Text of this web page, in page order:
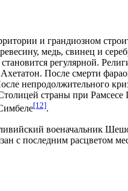
и грандиозном
медь, свинец и
регулярной.
Ахетатон. После смерти
непродолжительного
страны при Рамсесе
[12].
военачальник
с последним расцветом